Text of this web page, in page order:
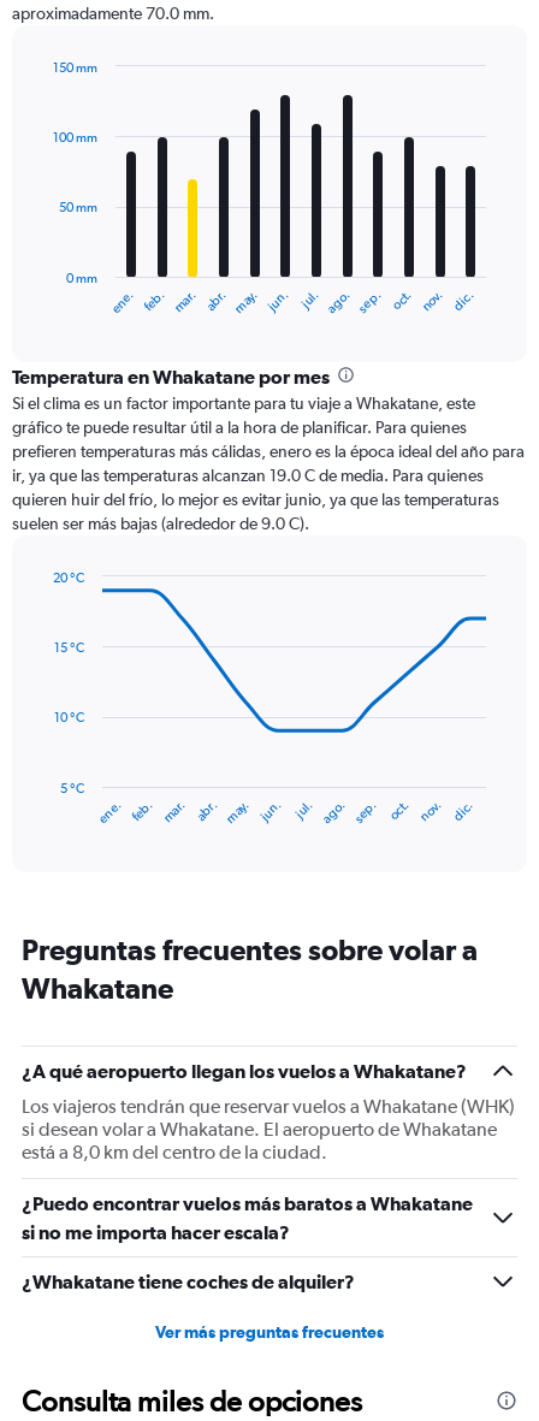
aproximadamente 70.0 mm.
with
12
The
categories.
Range:
12
categories.
chart
has
1
axis
Range:
150.
ene. feb. mar. abr. may. jun. jul. ago. sep. oct. nov. dic.
0 mm
50 mm
100 mm
150 mm
Temperatura en Whakatane por mes
Si el clima es un factor importante para tu viaje a Whakatane, este
gráfico te puede resultar útil a la hora de planificar. Para quienes
prefieren temperaturas más cálidas, enero es la época ideal del año para
ir, ya que las temperaturas alcanzan 19.0 C de media. Para quienes
quieren huir del frío, lo mejor es evitar junio, ya que las temperaturas
suelen ser más bajas (alrededor de 9.0 C).
with
14
has
14
categories.
The
has
1
axis
displaying
values.
Range:
5
to
ene. feb. mar. abr. may. jun. jul. ago. sep. oct. nov. dic.
5 °C
10 °C
15 °C
20 °C
Preguntas frecuentes sobre volar a
Whakatane
¿A qué aeropuerto llegan los vuelos a Whakatane?
Los viajeros tendrán que reservar vuelos a Whakatane (WHK)
si desean volar a Whakatane. El aeropuerto de Whakatane
está a 8,0 km del centro de la ciudad.
¿Puedo encontrar vuelos más baratos a Whakatane
si no me importa hacer escala?
¿Whakatane tiene coches de alquiler?
Ver más preguntas frecuentes
Consulta miles de opciones